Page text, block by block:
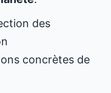
des
concrètes de